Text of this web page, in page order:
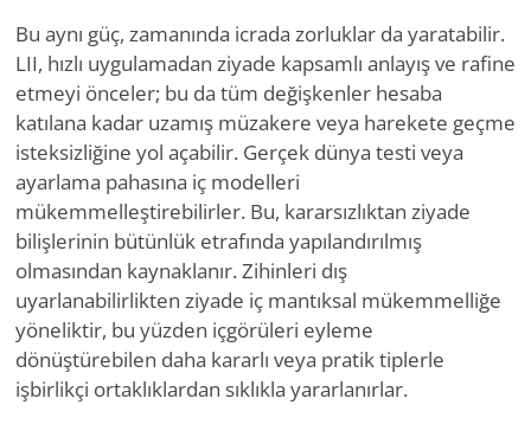
Bu aynı güç, zamanında icrada zorluklar da yaratabilir.
LII, hızlı uygulamadan ziyade kapsamlı anlayış ve rafine
etmeyi önceler; bu da tüm değişkenler hesaba
katılana kadar uzamış müzakere veya harekete geçme
isteksizliğine yol açabilir. Gerçek dünya testi veya
ayarlama pahasına iç modelleri
mükemmelleştirebilirler. Bu, kararsızlıktan ziyade
bilişlerinin bütünlük etrafında yapılandırılmış
olmasından kaynaklanır. Zihinleri dış
uyarlanabilirlikten ziyade iç mantıksal mükemmelliğe
yöneliktir, bu yüzden içgörüleri eyleme
dönüştürebilen daha kararlı veya pratik tiplerle
işbirlikçi ortaklıklardan sıklıkla yararlanırlar.